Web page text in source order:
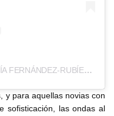
Una publicación compartida de MARÍA FERNÁNDEZ-RUBÍES SOLER (@mariafrubies)
y para aquellas novias con
sofisticación, las ondas al